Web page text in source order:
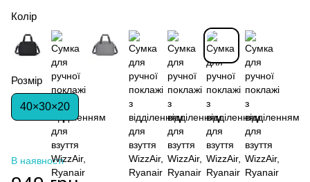
Колір
Розмір
40×30×20
В наявності